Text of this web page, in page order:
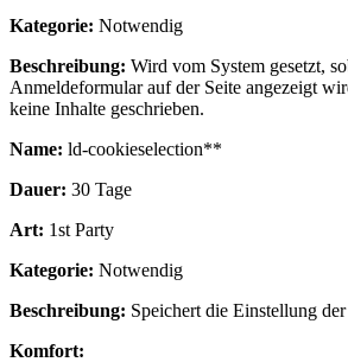
Kategorie: Notwendig
Beschreibung: Wird vom System gesetzt,
Anmeldeformular auf der Seite angezeigt
keine Inhalte geschrieben.
Name: ld-cookieselection**
Dauer: 30 Tage
Art: 1st Party
Kategorie: Notwendig
Beschreibung: Speichert die Einstellung
Komfort: